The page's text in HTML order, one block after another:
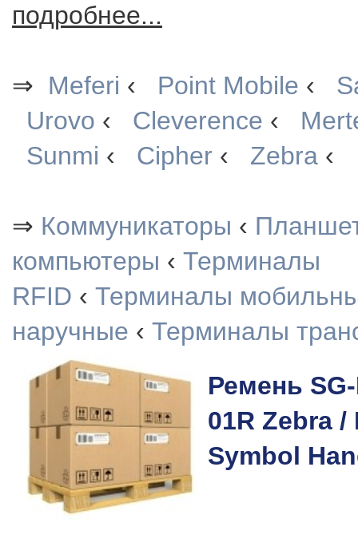
подробнее...
⇒ Meferi ‹ Point Mobile ‹
Urovo ‹ Cleverence ‹
Sunmi ‹ Cipher ‹ Zebra ‹
⇒ Коммуникаторы ‹
компьютеры ‹ Терминалы
RFID ‹ Терминалы
наручные ‹ Терминалы
Ремень
01R Zebra
Symbol